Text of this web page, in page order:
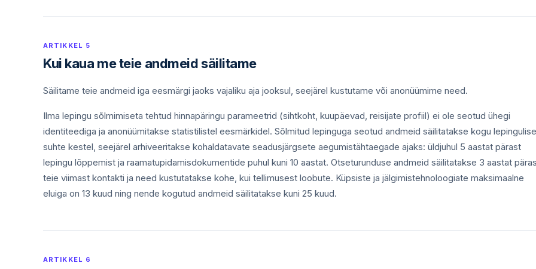
ARTIKKEL 5
Kui kaua me teie andmeid säilitame
Säilitame teie andmeid iga eesmärgi jaoks vajaliku aja jooksul, seejärel kustutame või anonüümime need.
Ilma lepingu sõlmimiseta tehtud hinnapäringu parameetrid (sihtkoht, kuupäevad, reisijate profiil) ei ole seotud ühegi
identiteediga ja anonüümitakse statistilistel eesmärkidel. Sõlmitud lepinguga seotud andmeid säilitatakse kogu lepingulise
suhte kestel, seejärel arhiveeritakse kohaldatavate seadusjärgsete aegumistähtaegade ajaks: üldjuhul 5 aastat pärast
lepingu lõppemist ja raamatupidamisdokumentide puhul kuni 10 aastat. Otseturunduse andmeid säilitatakse 3 aastat
teie viimast kontakti ja need kustutatakse kohe, kui tellimusest loobute. Küpsiste ja jälgimistehnoloogiate maksimaalne
eluiga on 13 kuud ning nende kogutud andmeid säilitatakse kuni 25 kuud.
ARTIKKEL 6